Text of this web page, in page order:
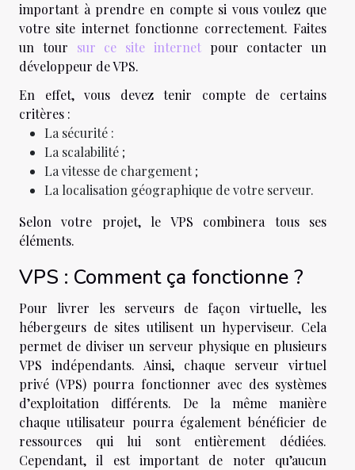
important à prendre en compte si vous voulez que
votre site internet fonctionne correctement. Faites
un tour sur ce site internetpour contacter un
développeur de VPS.
En effet, vous devez tenir compte de certains
critères :
La sécurité :
La scalabilité ;
La vitesse de chargement ;
La localisation géographique de votre serveur.
Selon votre projet, le VPS combinera tous ses
éléments.
VPS : Comment ça fonctionne ?
Pour livrer les serveurs de façon virtuelle, les
hébergeurs de sites utilisent un hyperviseur. Cela
permet de diviser un serveur physique en plusieurs
VPS indépendants. Ainsi, chaque serveur virtuel
privé (VPS) pourra fonctionner avec des systèmes
d’exploitation différents. De la même manière
chaque utilisateur pourra également bénéficier de
ressources qui lui sont entièrement dédiées.
Cependant, il est important de noter qu’aucun